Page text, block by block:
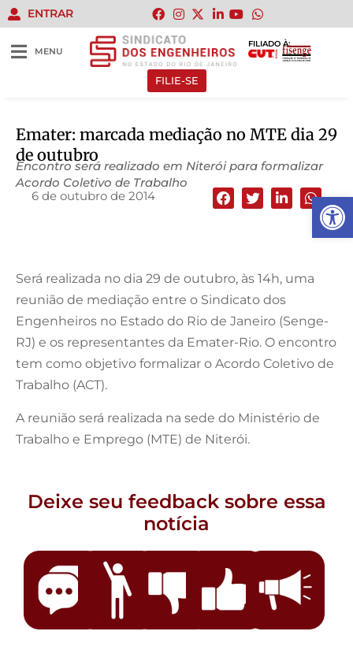
Abrir
ENTRAR
MENU
FILIADO À:
FILIE-SE
Emater: marcada mediação no MTE dia 29
de outubro
Encontro será realizado em Niterói para formalizar
Acordo Coletivo de Trabalho
6 de outubro de 2014
Será realizada no dia 29 de outubro, às 14h, uma
reunião de mediação entre o Sindicato dos
Engenheiros no Estado do Rio de Janeiro (Senge-
RJ) e os representantes da Emater-Rio. O encontro
tem como objetivo formalizar o Acordo Coletivo de
Trabalho (ACT).
A reunião será realizada na sede do Ministério de
Trabalho e Emprego (MTE) de Niterói.
Deixe seu feedback sobre essa
notícia